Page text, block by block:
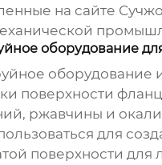
на сайте
оборудование
оборудование
поверхности
ржавчины и
для
поверхности для